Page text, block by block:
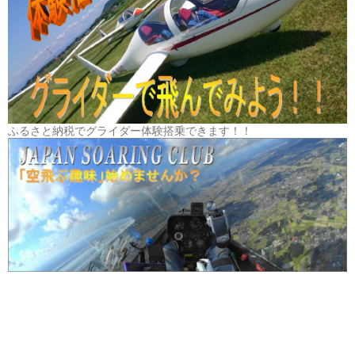
ふるさと納税でグライダー体験搭乗できます！！